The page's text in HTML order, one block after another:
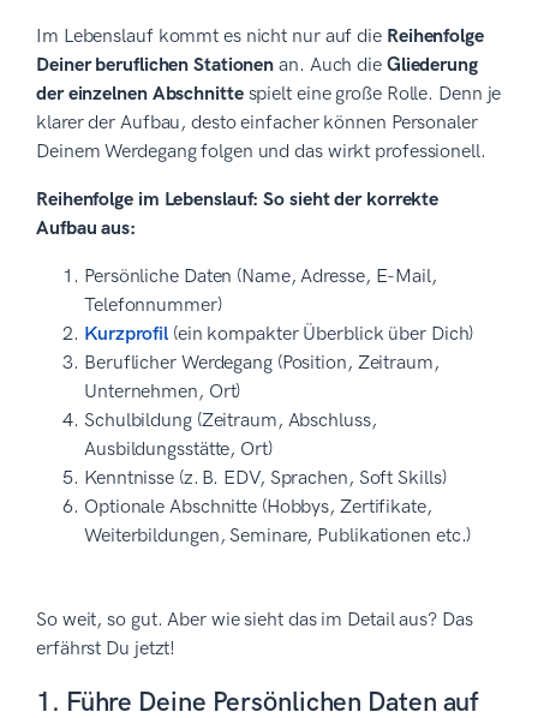
Im Lebenslauf kommt es nicht nur auf die Reihenfolge
Deiner beruflichen Stationen an. Auch die Gliederung
der einzelnen Abschnittespielt eine große Rolle. Denn je
klarer der Aufbau, desto einfacher können Personaler
Deinem Werdegang folgen und das wirkt professionell.
Reihenfolge im Lebenslauf: So sieht der korrekte
Aufbau aus:
Persönliche Daten (Name, Adresse, E-Mail,
Telefonnummer)
Kurzprofil (ein kompakter Überblick über Dich)
Beruflicher Werdegang (Position, Zeitraum,
Unternehmen, Ort)
Schulbildung (Zeitraum, Abschluss,
Ausbildungsstätte, Ort)
Kenntnisse (z. B. EDV, Sprachen, Soft Skills)
Optionale Abschnitte (Hobbys, Zertifikate,
Weiterbildungen, Seminare, Publikationen etc.)
So weit, so gut. Aber wie sieht das im Detail aus? Das
erfährst Du jetzt!
1. Führe Deine Persönlichen Daten auf